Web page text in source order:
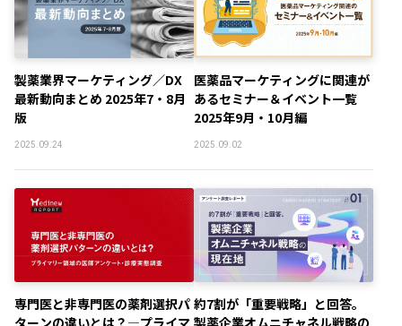
製薬業界マーケティング／DX
最新動向まとめ 2025年7・8月
版
2025.09.24
医薬品マーケティングに関連が
あるセミナー＆イベント一覧
2025年9月・10月編
2025.09.02
専門医と非専門医の薬剤選択パ
ターンの違いとは？―プライマ
約7割が「重要戦略」と回答。
製薬企業オムニチャネル戦略の